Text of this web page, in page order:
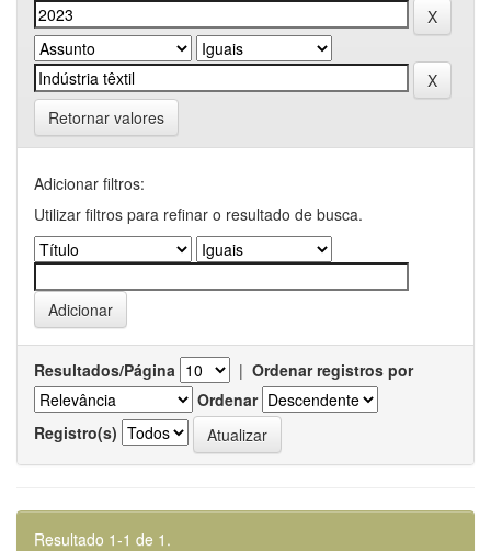
Retornar valores
Adicionar filtros:
Utilizar filtros para refinar o resultado de busca.
Resultados/Página | Ordenar registros por
Ordenar
Registro(s)
Resultado 1-1 de 1.